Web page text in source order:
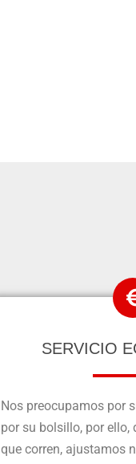
SERVICIO
Nos preocupamos por
por su bolsillo, por
que corren, ajustamos